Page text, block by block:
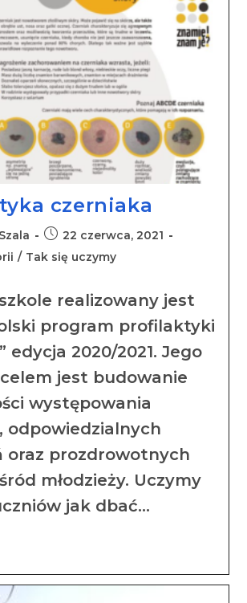
czerniaka
22 czerwca, 2021
/ Tak się uczymy
realizowany jest
program profilaktyki
edycja 2020/2021. Jego
jest budowanie
występowania
odpowiedzialnych
oraz prozdrowotnych
młodzieży. Uczymy
jak dbać…